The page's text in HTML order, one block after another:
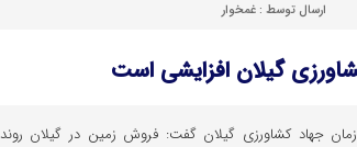
ارسال توسط : غمخوار
گیلان افزایشی است
جهاد کشاورزی گیلان گفت: فروش زمین در گیلان روند